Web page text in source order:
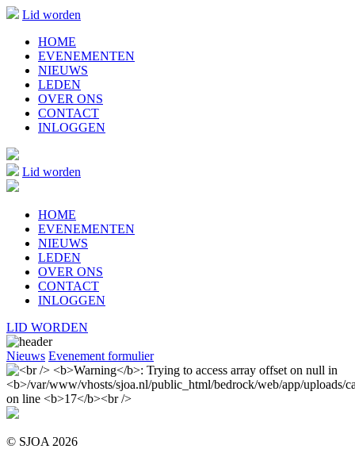
Lid worden
HOME
EVENEMENTEN
NIEUWS
LEDEN
OVER ONS
CONTACT
INLOGGEN
Lid worden
HOME
EVENEMENTEN
NIEUWS
LEDEN
OVER ONS
CONTACT
INLOGGEN
LID WORDEN
Nieuws Evenement formulier
© SJOA 2026